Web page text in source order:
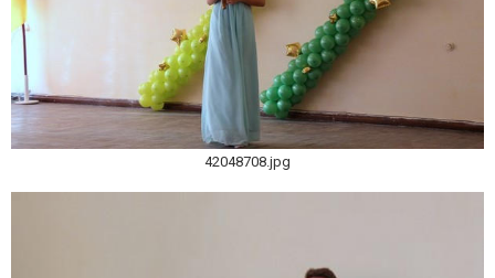
42048708.jpg